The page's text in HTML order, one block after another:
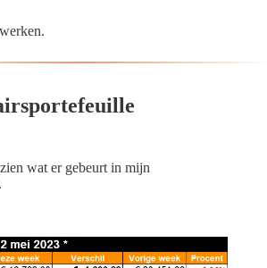
wat er gebeurt in mijn